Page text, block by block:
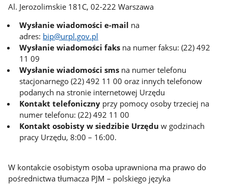
Al. Jerozolimskie 181C, 02-222 Warszawa
Wysłanie wiadomości e-mail na
adres: bip@urpl.gov.pl
Wysłanie wiadomości faks na numer faksu: (22) 492
11 09
Wysłanie wiadomości sms na numer telefonu
stacjonarnego (22) 492 11 00 oraz innych telefonow
podanych na stronie internetowej Urzędu
Kontakt telefoniczny przy pomocy osoby trzeciej na
numer telefonu: (22) 492 11 00
Kontakt osobisty w siedzibie Urzędu w godzinach
pracy Urzędu, 8:00 – 16:00.
W kontakcie osobistym osoba uprawniona ma prawo do
pośrednictwa tłumacza PJM – polskiego języka